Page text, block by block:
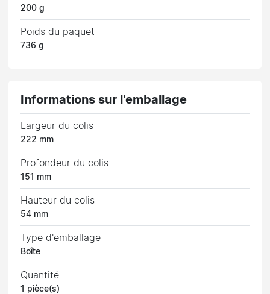
200 g
Poids du paquet
736 g
Informations sur l'emballage
Largeur du colis
222 mm
Profondeur du colis
151 mm
Hauteur du colis
54 mm
Type d'emballage
Boîte
Quantité
1 pièce(s)